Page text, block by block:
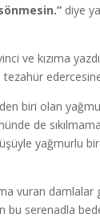
diye
ve kızıma
biri olan
de
yağmurlu
vuran
bu serenadla